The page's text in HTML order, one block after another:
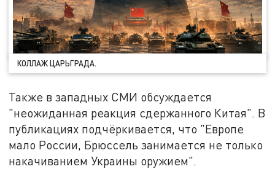
КОЛЛАЖ ЦАРЬГРАДА.
Также в западных СМИ обсуждается
"неожиданная реакция сдержанного Китая". В
публикациях подчёркивается, что "Европе
мало России, Брюссель занимается не только
накачиванием Украины оружием".